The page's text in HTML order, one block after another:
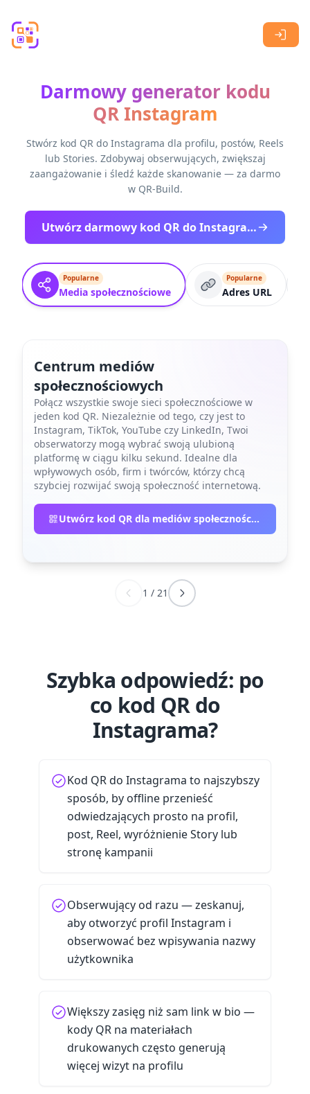
Darmowy generator kodu
QR Instagram
Stwórz kod QR do Instagrama dla profilu, postów, Reels
lub Stories. Zdobywaj obserwujących, zwiększaj
zaangażowanie i śledź każde skanowanie — za darmo
w QR-Build.
Utwórz darmowy kod QR do Instagrama
Popularne
Media społecznościowe
Popularne
Adres URL
Centrum mediów
społecznościowych
Połącz wszystkie swoje sieci społecznościowe w
jeden kod QR. Niezależnie od tego, czy jest to
Instagram, TikTok, YouTube czy LinkedIn, Twoi
obserwatorzy mogą wybrać swoją ulubioną
platformę w ciągu kilku sekund. Idealne dla
wpływowych osób, firm i twórców, którzy chcą
szybciej rozwijać swoją społeczność internetową.
Utwórz kod QR dla mediów społecznościowych
1 / 21
Szybka odpowiedź: po
co kod QR do
Instagrama?
Kod QR do Instagrama to najszybszy
sposób, by offline przenieść
odwiedzających prosto na profil,
post, Reel, wyróżnienie Story lub
stronę kampanii
Obserwujący od razu — zeskanuj,
aby otworzyć profil Instagram i
obserwować bez wpisywania nazwy
użytkownika
Większy zasięg niż sam link w bio —
kody QR na materiałach
drukowanych często generują
więcej wizyt na profilu